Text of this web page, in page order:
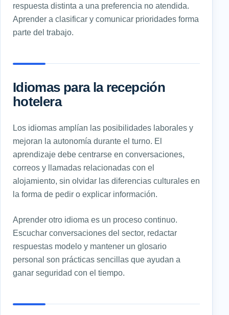
respuesta distinta a una preferencia no atendida.
Aprender a clasificar y comunicar prioridades forma
parte del trabajo.
Idiomas para la recepción
hotelera
Los idiomas amplían las posibilidades laborales y
mejoran la autonomía durante el turno. El
aprendizaje debe centrarse en conversaciones,
correos y llamadas relacionadas con el
alojamiento, sin olvidar las diferencias culturales en
la forma de pedir o explicar información.
Aprender otro idioma es un proceso continuo.
Escuchar conversaciones del sector, redactar
respuestas modelo y mantener un glosario
personal son prácticas sencillas que ayudan a
ganar seguridad con el tiempo.